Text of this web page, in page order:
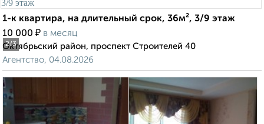
2/3
1-к квартира, на длительный срок, 36м², 3/9 этаж
10 000 ₽ в месяц
Октябрьский район, проспект Строителей 40
Агентство, 04.08.2026